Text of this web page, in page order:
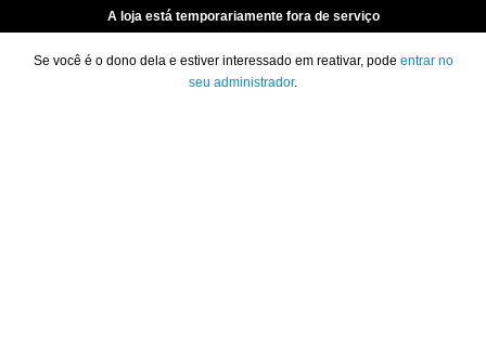
A loja está temporariamente fora de serviço
Se você é o dono dela e estiver interessado em reativar, pode entrar no
seu administrador.